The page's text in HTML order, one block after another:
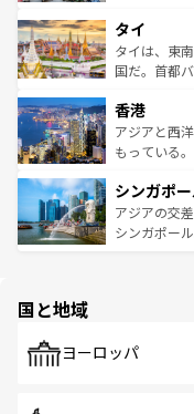
リティに包
覧を参照し
急速な発展
ーチミン市
醸し出して
とつ。フォ
ひ現地で味
が旅行者を
参照してほし
タイ
タイは、東
国だ。首都
の活気が交
帯で自然と
いビーチで
激する。気
が待ってい
た文化、そ
香港
アジアと西
もっている
み、どこを
ており、効
うな絶景か
シンガポ
アジアの交
シンガポー
で、ホーカ
国と地域
ヨーロッパ